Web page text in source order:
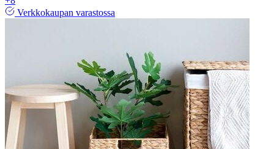
Verkkokaupan varastossa